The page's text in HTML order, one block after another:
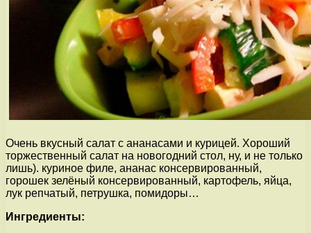
Очень вкусный салат с ананасами и курицей. Хороший
торжественный салат на новогодний стол, ну, и не только
лишь). куриное филе, ананас консервированный,
горошек зелёный консервированный, картофель, яйца,
лук репчатый, петрушка, помидоры…
Ингредиенты: